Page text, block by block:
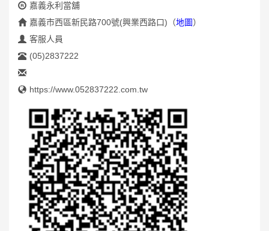
嘉義永利當舖
嘉義市西區新民路700號(興業西路口) （地圖）
客服人員
(05)2837222
https://www.052837222.com.tw